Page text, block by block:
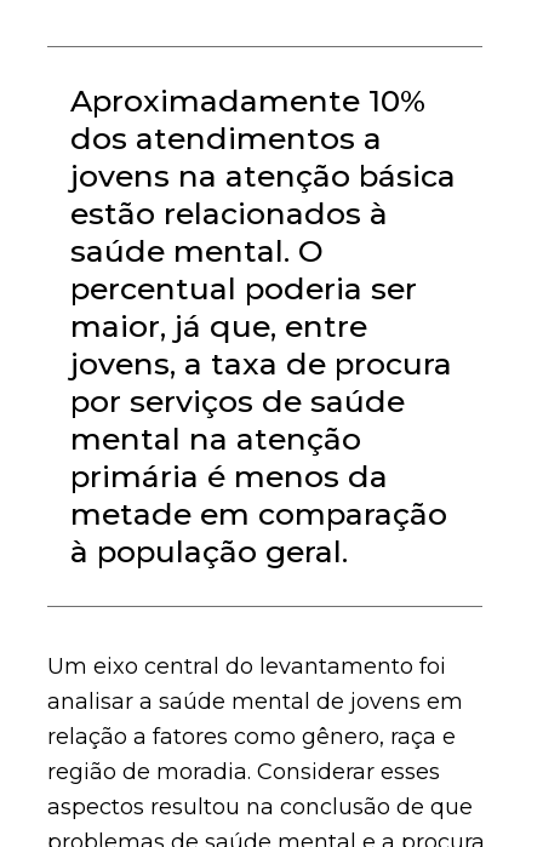
Aproximadamente 10%
dos atendimentos a
jovens na atenção básica
estão relacionados à
saúde mental. O
percentual poderia ser
maior, já que, entre
jovens, a taxa de procura
por serviços de saúde
mental na atenção
primária é menos da
metade em comparação
à população geral.
Um eixo central do levantamento foi
analisar a saúde mental de jovens em
relação a fatores como gênero, raça e
região de moradia. Considerar esses
aspectos resultou na conclusão de que